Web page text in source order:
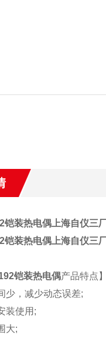
铠装热电偶上海自仪三
铠装热电偶上海自仪三
铠装热电偶产品特点】
少，减少动态误差;
装使用;
大;